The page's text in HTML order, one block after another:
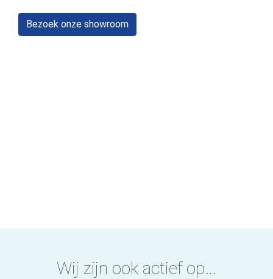
Bezoek onze showroom
Wij zijn ook actief op...